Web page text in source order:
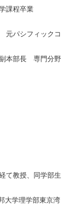
課程卒業
元パシフィックコ
副本部長 専門分野
て教授、同学部生
大学理学部東京湾